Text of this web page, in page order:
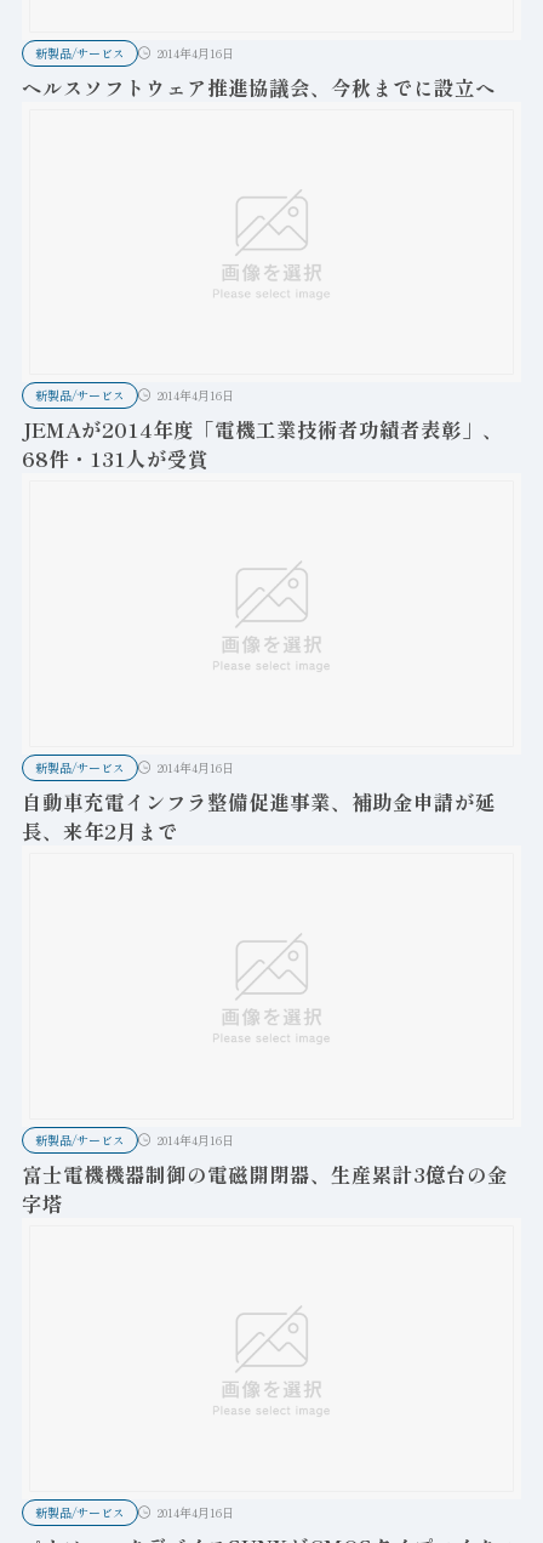
新製品/サービス 2014年4月16日
ヘルスソフトウェア推進協議会、今秋までに設立へ
新製品/サービス 2014年4月16日
JEMAが2014年度「電機工業技術者功績者表彰」、
68件・131人が受賞
新製品/サービス 2014年4月16日
自動車充電インフラ整備促進事業、補助金申請が延
長、来年2月まで
新製品/サービス 2014年4月16日
富士電機機器制御の電磁開閉器、生産累計3億台の金
字塔
新製品/サービス 2014年4月16日